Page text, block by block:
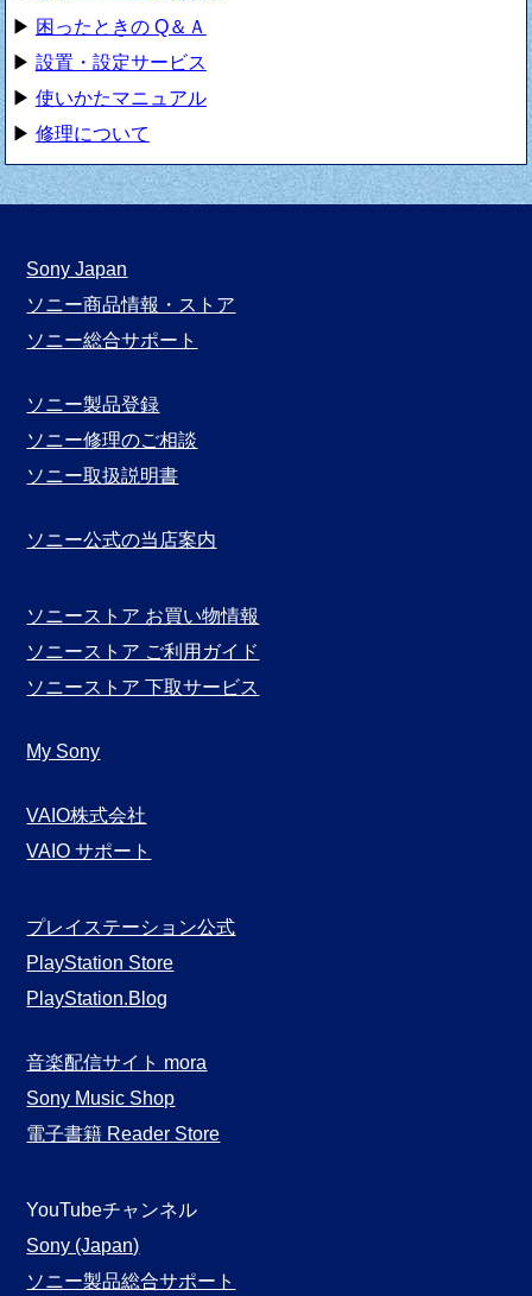
▶ 困ったときの Q＆Ａ
▶ 設置・設定サービス
▶ 使いかたマニュアル
▶ 修理について
Sony Japan
ソニー商品情報・ストア
ソニー総合サポート
ソニー製品登録
ソニー修理のご相談
ソニー取扱説明書
ソニー公式の当店案内
ソニーストア お買い物情報
ソニーストア ご利用ガイド
ソニーストア 下取サービス
My Sony
VAIO株式会社
VAIO サポート
プレイステーション公式
PlayStation Store
PlayStation.Blog
音楽配信サイト mora
Sony Music Shop
電子書籍 Reader Store
YouTubeチャンネル
Sony (Japan)
ソニー製品総合サポート